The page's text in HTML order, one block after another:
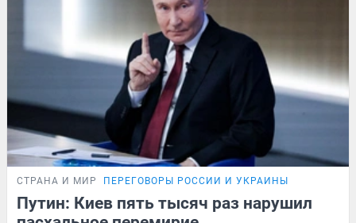
СТРАНА И МИР ПЕРЕГОВОРЫ РОССИИ И УКРАИНЫ
Путин: Киев пять тысяч раз нарушил